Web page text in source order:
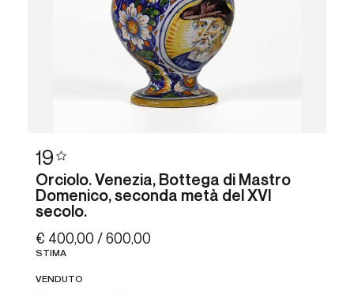
19
Orciolo. Venezia, Bottega di Mastro
Domenico, seconda metà del XVI
secolo.
€ 400,00 / 600,00
STIMA
VENDUTO